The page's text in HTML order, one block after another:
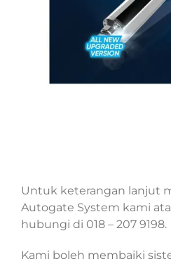
Untuk keterangan lanjut
Autogate System kami
hubungi di 018 – 207 9198.
Kami boleh membaiki